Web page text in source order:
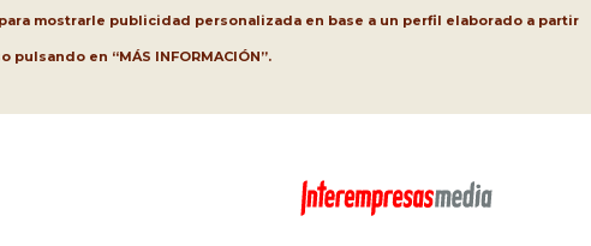
mostrarle publicidad personalizada en base a un perfil elaborado a partir
en “MÁS INFORMACIÓN”.